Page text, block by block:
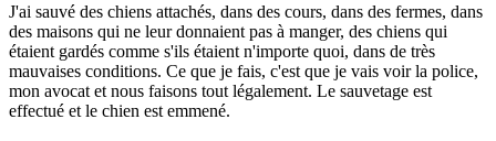
J'ai sauvé des chiens attachés, dans des cours, dans des fermes, dans
des maisons qui ne leur donnaient pas à manger, des chiens qui
étaient gardés comme s'ils étaient n'importe quoi, dans de très
mauvaises conditions. Ce que je fais, c'est que je vais voir la police,
mon avocat et nous faisons tout légalement. Le sauvetage est
effectué et le chien est emmené.